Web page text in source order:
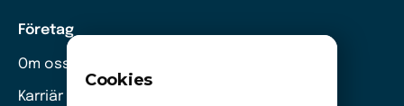
Företag
Om oss
Karriär
Cookies